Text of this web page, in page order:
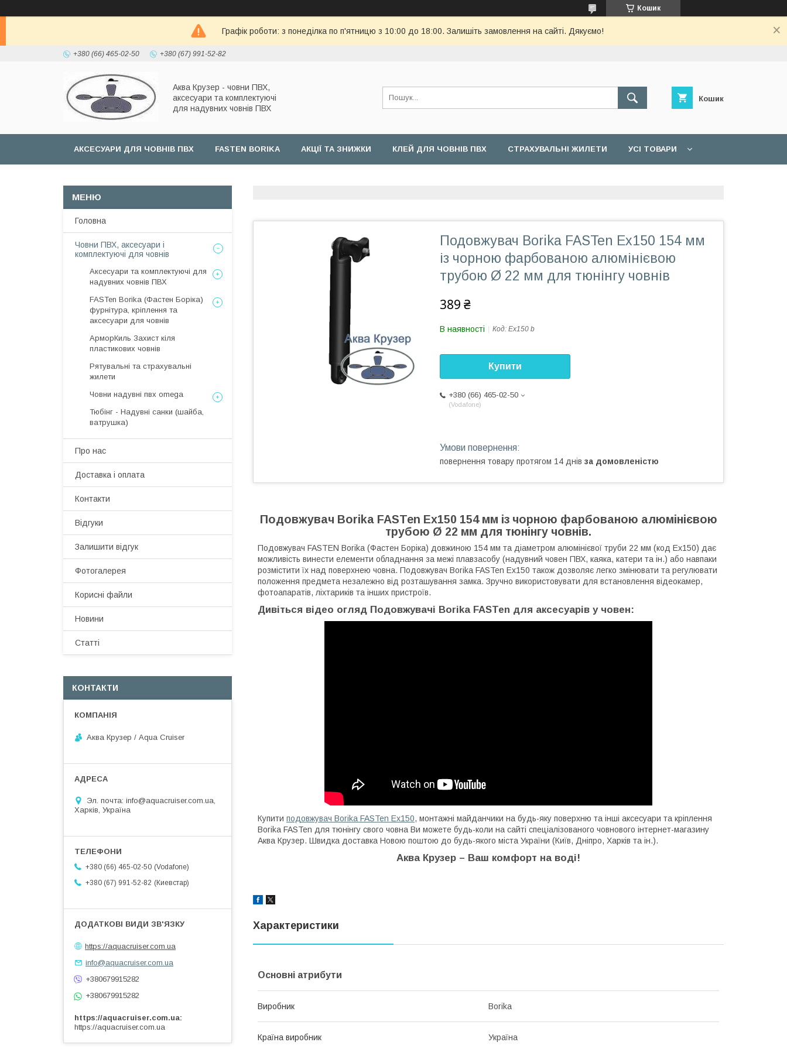
Кошик
Графік роботи: з понеділка по п'ятницю з 10:00 до 18:00. Залишіть замовлення на сайті. Дякуємо!
+380 (66) 465-02-50 +380 (67) 991-52-82
Аква Крузер - човни ПВХ,
аксесуари та комплектуючі
для надувних човнів ПВХ
Кошик
АКСЕСУАРИ ДЛЯ ЧОВНІВ ПВХ FASTEN BORIKA АКЦІЇ ТА ЗНИЖКИ КЛЕЙ ДЛЯ ЧОВНІВ ПВХ СТРАХУВАЛЬНІ ЖИЛЕТИ УСІ ТОВАРИ
Подовжувач Borika FASTen Ex150 154 мм
із чорною фарбованою алюмінієвою
трубою Ø 22 мм для тюнінгу човнів
389 ₴
В наявності Код: Ex150 b
Купити
+380 (66) 465-02-50
Vodafone
повернення товару протягом 14 днів за домовленістю
Подовжувач Borika FASTen Ex150 154 мм із чорною фарбованою алюмінієвою
трубою Ø 22 мм для тюнінгу човнів.
Подовжувач FASTEN Borika (Фастен Боріка) довжиною 154 мм та діаметром алюмінієвої труби 22 мм (код Ex150) дає
можливість винести елементи обладнання за межі плавзасобу (надувний човен ПВХ, каяка, катери та ін.) або навпаки
розмістити їх над поверхнею човна. Подовжувач Borika FASTen Ex150 також дозволяє легко змінювати та регулювати
положення предмета незалежно від розташування замка. Зручно використовувати для встановлення відеокамер,
фотоапаратів, ліхтариків та інших пристроїв.
Дивіться відео огляд Подовжувачі Borika FASTen для аксесуарів у човен:
Купити подовжувач Borika FASTen Ex150, монтажні майданчики на будь-яку поверхню та інші аксесуари та кріплення
Borika FASTen для тюнінгу свого човна Ви можете будь-коли на сайті спеціалізованого човнового інтернет-магазину
Аква Крузер. Швидка доставка Новою поштою до будь-якого міста України (Київ, Дніпро, Харків та ін.).
Аква Крузер – Ваш комфорт на воді!
Характеристики
Основні атрибути
Виробник Borika
Країна виробник Україна
Головна
Човни ПВХ, аксесуари і
комплектуючі для човнів
Аксесуари та комплектуючі для
надувних човнів ПВХ
FASTen Borika (Фастен Боріка)
фурнітура, кріплення та
аксесуари для човнів
АрморКиль Захист кіля
пластикових човнів
Рятувальні та страхувальні
жилети
Човни надувні пвх omega
Тюбінг - Надувні санки (шайба,
ватрушка)
Про нас
Доставка і оплата
Контакти
Відгуки
Залишити відгук
Фотогалерея
Корисні файли
Новини
Статті
КОНТАКТИ
Аква Крузер / Aqua Cruiser
Эл. почта: info@aquacruiser.com.ua,
Харків, Україна
+380 (66) 465-02-50 Vodafone
+380 (67) 991-52-82
Киевстар
https://aquacruiser.com.ua
info@aquacruiser.com.ua
+380679915282
+380679915282
https://aquacruiser.com.ua
https://aquacruiser.com.ua